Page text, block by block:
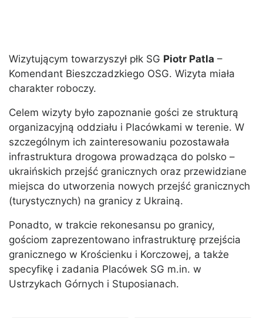
Wizytującym towarzyszył płk SG Piotr Patla –
Komendant Bieszczadzkiego OSG. Wizyta miała
charakter roboczy.
Celem wizyty było zapoznanie gości ze strukturą
organizacyjną oddziału i Placówkami w terenie. W
szczególnym ich zainteresowaniu pozostawała
infrastruktura drogowa prowadząca do polsko –
ukraińskich przejść granicznych oraz przewidziane
miejsca do utworzenia nowych przejść granicznych
(turystycznych) na granicy z Ukrainą.
Ponadto, w trakcie rekonesansu po granicy,
gościom zaprezentowano infrastrukturę przejścia
granicznego w Krościenku i Korczowej, a także
specyfikę i zadania Placówek SG m.in. w
Ustrzykach Górnych i Stuposianach.